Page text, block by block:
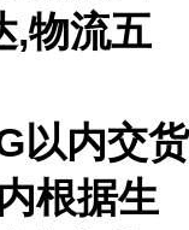
,物流五
以内交货
根据生